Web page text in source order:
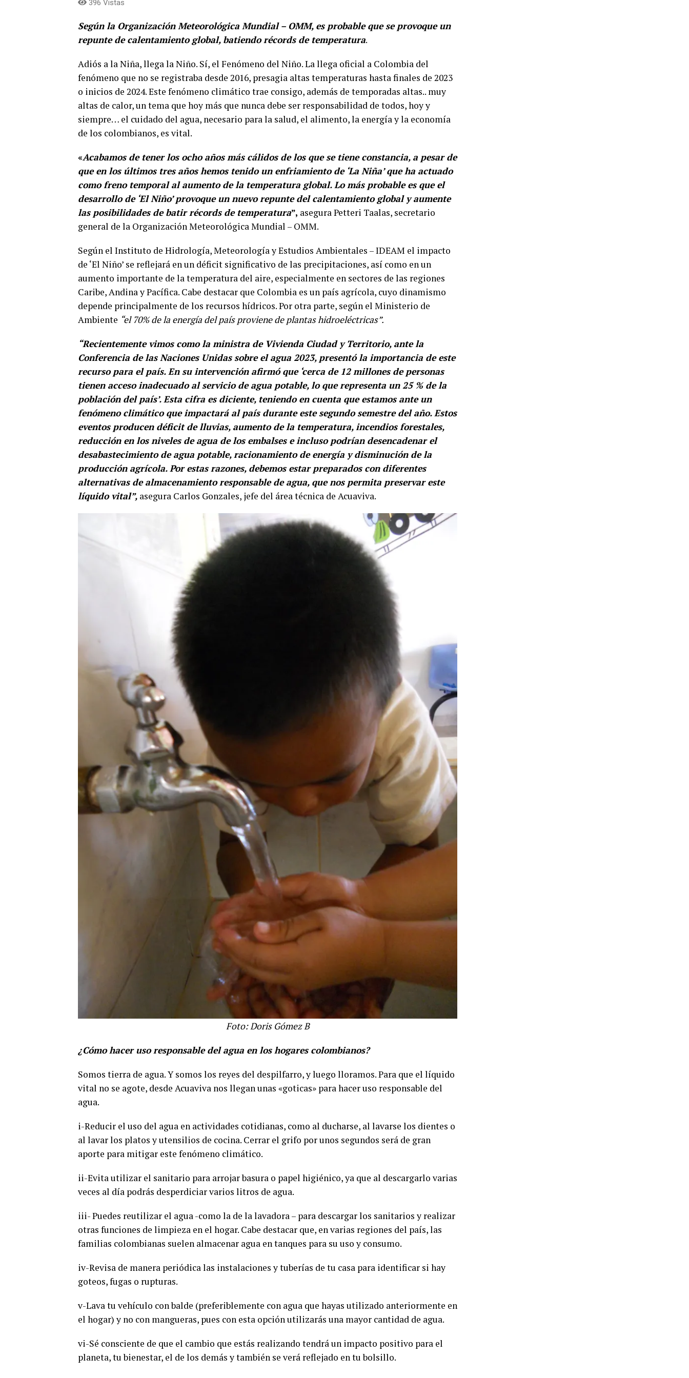
396 Vistas
Según la Organización Meteorológica Mundial – OMM, es probable que se provoque un
repunte de calentamiento global, batiendo récords de temperatura.
Adiós a la Niña, llega la Niño. Sí, el Fenómeno del Niño. La llega oficial a Colombia del
fenómeno que no se registraba desde 2016, presagia altas temperaturas hasta finales de 2023
o inicios de 2024. Este fenómeno climático trae consigo, además de temporadas altas.. muy
altas de calor, un tema que hoy más que nunca debe ser responsabilidad de todos, hoy y
siempre… el cuidado del agua, necesario para la salud, el alimento, la energía y la economía
de los colombianos, es vital.
«Acabamos de tener los ocho años más cálidos de los que se tiene constancia, a pesar de
que en los últimos tres años hemos tenido un enfriamiento de ‘La Niña’ que ha actuado
como freno temporal al aumento de la temperatura global. Lo más probable es que el
desarrollo de ‘El Niño’ provoque un nuevo repunte del calentamiento global y aumente
las posibilidades de batir récords de temperatura”, asegura Petteri Taalas, secretario
general de la Organización Meteorológica Mundial – OMM.
Según el Instituto de Hidrología, Meteorología y Estudios Ambientales – IDEAM el impacto
de ‘El Niño’ se reflejará en un déficit significativo de las precipitaciones, así como en un
aumento importante de la temperatura del aire, especialmente en sectores de las regiones
Caribe, Andina y Pacífica. Cabe destacar que Colombia es un país agrícola, cuyo dinamismo
depende principalmente de los recursos hídricos. Por otra parte, según el Ministerio de
Ambiente “el 70% de la energía del país proviene de plantas hidroeléctricas”.
“Recientemente vimos como la ministra de Vivienda Ciudad y Territorio, ante la
Conferencia de las Naciones Unidas sobre el agua 2023, presentó la importancia de este
recurso para el país. En su intervención afirmó que ‘cerca de 12 millones de personas
tienen acceso inadecuado al servicio de agua potable, lo que representa un 25 % de la
población del país’. Esta cifra es diciente, teniendo en cuenta que estamos ante un
fenómeno climático que impactará al país durante este segundo semestre del año. Estos
eventos producen déficit de lluvias, aumento de la temperatura, incendios forestales,
reducción en los niveles de agua de los embalses e incluso podrían desencadenar el
desabastecimiento de agua potable, racionamiento de energía y disminución de la
producción agrícola. Por estas razones, debemos estar preparados con diferentes
alternativas de almacenamiento responsable de agua, que nos permita preservar este
líquido vital”, asegura Carlos Gonzales, jefe del área técnica de Acuaviva.
Foto: Doris Gómez B
¿Cómo hacer uso responsable del agua en los hogares colombianos?
Somos tierra de agua. Y somos los reyes del despilfarro, y luego lloramos. Para que el líquido
vital no se agote, desde Acuaviva nos llegan unas «goticas» para hacer uso responsable del
agua.
i-Reducir el uso del agua en actividades cotidianas, como al ducharse, al lavarse los dientes o
al lavar los platos y utensilios de cocina. Cerrar el grifo por unos segundos será de gran
aporte para mitigar este fenómeno climático.
ii-Evita utilizar el sanitario para arrojar basura o papel higiénico, ya que al descargarlo varias
veces al día podrás desperdiciar varios litros de agua.
iii- Puedes reutilizar el agua -como la de la lavadora – para descargar los sanitarios y realizar
otras funciones de limpieza en el hogar. Cabe destacar que, en varias regiones del país, las
familias colombianas suelen almacenar agua en tanques para su uso y consumo.
iv-Revisa de manera periódica las instalaciones y tuberías de tu casa para identificar si hay
goteos, fugas o rupturas.
v-Lava tu vehículo con balde (preferiblemente con agua que hayas utilizado anteriormente en
el hogar) y no con mangueras, pues con esta opción utilizarás una mayor cantidad de agua.
vi-Sé consciente de que el cambio que estás realizando tendrá un impacto positivo para el
planeta, tu bienestar, el de los demás y también se verá reflejado en tu bolsillo.